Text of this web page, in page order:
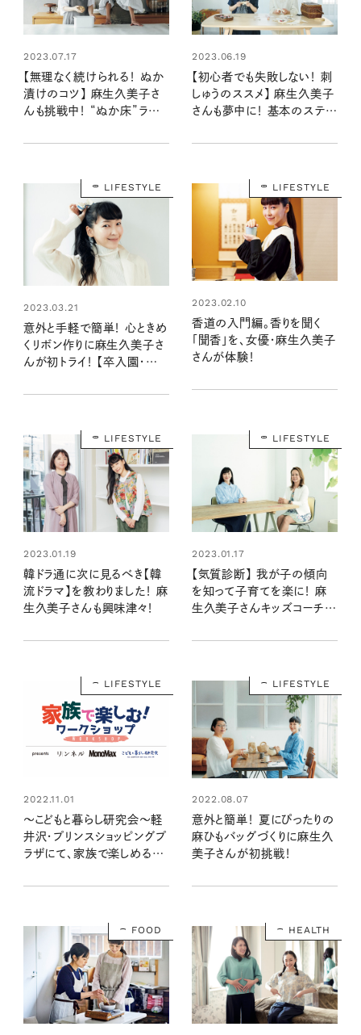
2023.07.17
【無理なく続けられる！ ぬか
漬けのコツ】 麻生久美子さ
んも挑戦中！ “ぬか床”ライフ
2023.06.19
【初心者でも失敗しない！ 刺
しゅうのススメ】 麻生久美子
さんも夢中に！ 基本のステッ
LIFESTYLE
2023.03.21
意外と手軽で簡単！ 心ときめ
くリボン作りに麻生久美子さ
んが初トライ！ 【卒入園・卒
LIFESTYLE
2023.02.10
香道の入門編。香りを聞く
「聞香」を、女優・麻生久美子
さんが体験！
LIFESTYLE
2023.01.19
韓ドラ通に次に見るべき【韓
流ドラマ】を教わりました！ 麻
生久美子さんも興味津々！
LIFESTYLE
2023.01.17
【気質診断】 我が子の傾向
を知って子育てを楽に！ 麻
生久美子さんキッズコーチン
LIFESTYLE
2022.11.01
～こどもと暮らし研究会～軽
井沢・プリンスショッピングプ
ラザにて、家族で楽しめるワ
LIFESTYLE
2022.08.07
意外と簡単！ 夏にぴったりの
麻ひもバッグづくりに麻生久
美子さんが初挑戦！
FOOD HEALTH